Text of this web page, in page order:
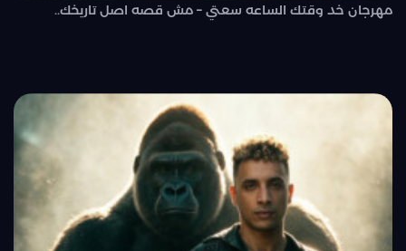
مهرجان خد وقتك الساعه سعتي – مش قصه اصل تاريخك..